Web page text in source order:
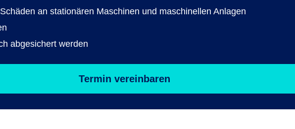
an stationären Maschinen und maschinellen Anlagen
abgesichert werden
Termin vereinbaren